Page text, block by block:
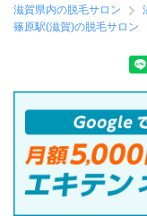
滋賀県内の脱毛サロン
篠原駅(滋賀)の脱毛サロン